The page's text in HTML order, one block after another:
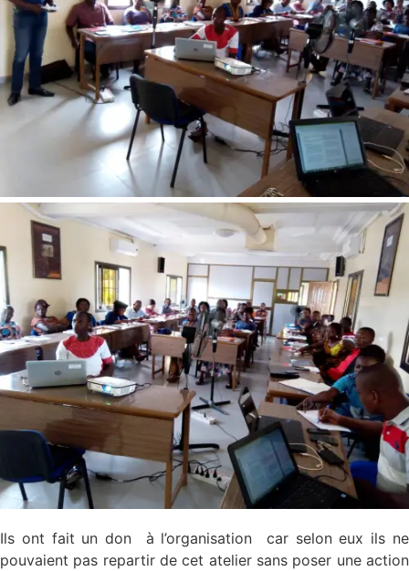
Ils ont fait un don à l’organisation car selon eux ils ne
pouvaient pas repartir de cet atelier sans poser une action